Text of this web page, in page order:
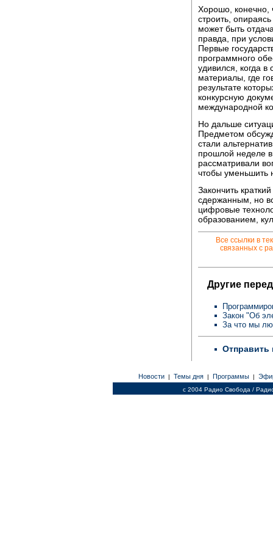
Хорошо, конечно,
строить,
может быть
правда, при
Первые
программного
удивился, когда
материалы, где
результате
конкурсную
международной
Но дальше
Предметом
стали
прошлой неделе в
рассматривали
чтобы уменьшить
Закончить
сдержанным, но
цифровые
образованием,
Все ссылки в
связанных с
Другие
Закон "Об
За что мы
Отправить
Новости | Темы дня | Программы |
c 2004 Радио Свобода /